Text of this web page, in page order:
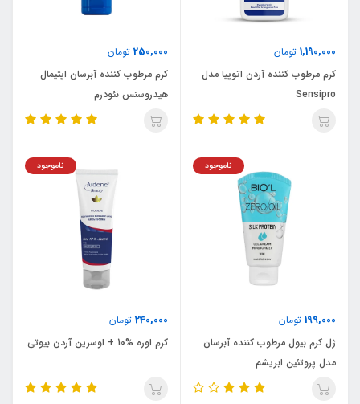
1,190,000 تومان
کرم مرطوب کننده آردن اتوپیا مدل
Sensipro
250,000 تومان
کرم مرطوب کننده آبرسان اپتیمال
هیدروسنس نئودرم
199,000 تومان
ناموجود
ژل کرم بیول مرطوب کننده آبرسان
مدل پروتئین ابریشم
240,000 تومان
ناموجود
کرم اوره %10 + اوسرین آردن بیوتی